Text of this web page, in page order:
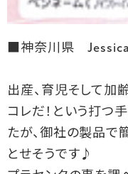
■神奈川県
出産、育児そして加
コレだ！という打つ
たが、御社の製品で
とせそうです♪